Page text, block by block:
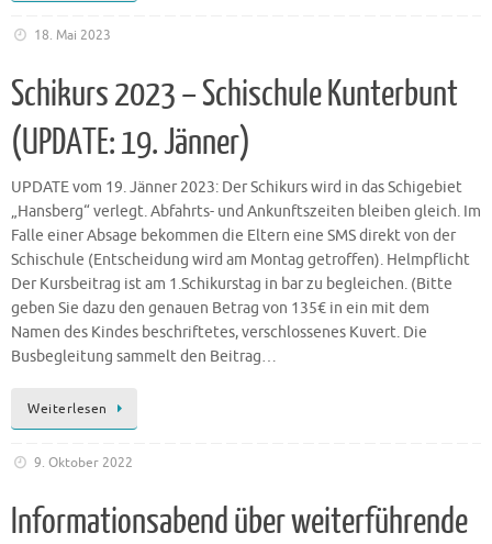
18. Mai 2023
Schikurs 2023 – Schischule Kunterbunt
(UPDATE: 19. Jänner)
UPDATE vom 19. Jänner 2023: Der Schikurs wird in das Schigebiet
„Hansberg“ verlegt. Abfahrts- und Ankunftszeiten bleiben gleich. Im
Falle einer Absage bekommen die Eltern eine SMS direkt von der
Schischule (Entscheidung wird am Montag getroffen). Helmpflicht
Der Kursbeitrag ist am 1.Schikurstag in bar zu begleichen. (Bitte
geben Sie dazu den genauen Betrag von 135€ in ein mit dem
Namen des Kindes beschriftetes, verschlossenes Kuvert. Die
Busbegleitung sammelt den Beitrag…
Weiterlesen
9. Oktober 2022
Informationsabend über weiterführende